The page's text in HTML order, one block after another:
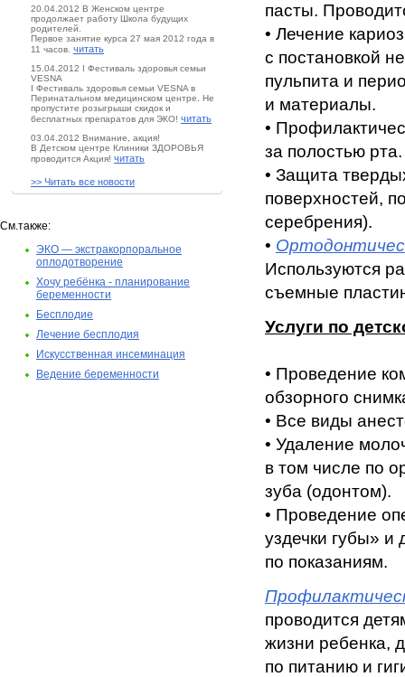
20.04.2012 В Женском центре
продолжает работу Школа будущих
родителей.
Первое занятие курса 27 мая 2012 года в
11 часов. читать
15.04.2012 I Фестиваль здоровья семьи
VESNA
I Фестиваль здоровья семьи VESNA в
Перинатальном медицинском центре. Не
пропустите розыгрыши скидок и
бесплатных препаратов для ЭКО! читать
03.04.2012 Внимание, акция!
В Детском центре Клиники ЗДОРОВЬЯ
проводится Акция! читать
>> Читать все новости
См.также:
ЭКО — экстракорпоральное
оплодотворение
Хочу ребёнка - планирование
беременности
Бесплодие
Лечение бесплодия
Искусственная инсеминация
Ведение беременности
пасты.
• Лечение
с постановкой
пульпита и
и материалы.
•
за полостью рта.
• Защита
поверхностей,
серебрения).
•
Используются
съемные
Услуги по
• Проведение
обзорного
• Все виды
• Удаление
в том числе по
зуба (одонтом).
• Проведение
уздечки губы» и
по показаниям.
проводится
жизни ребенка,
по питанию и